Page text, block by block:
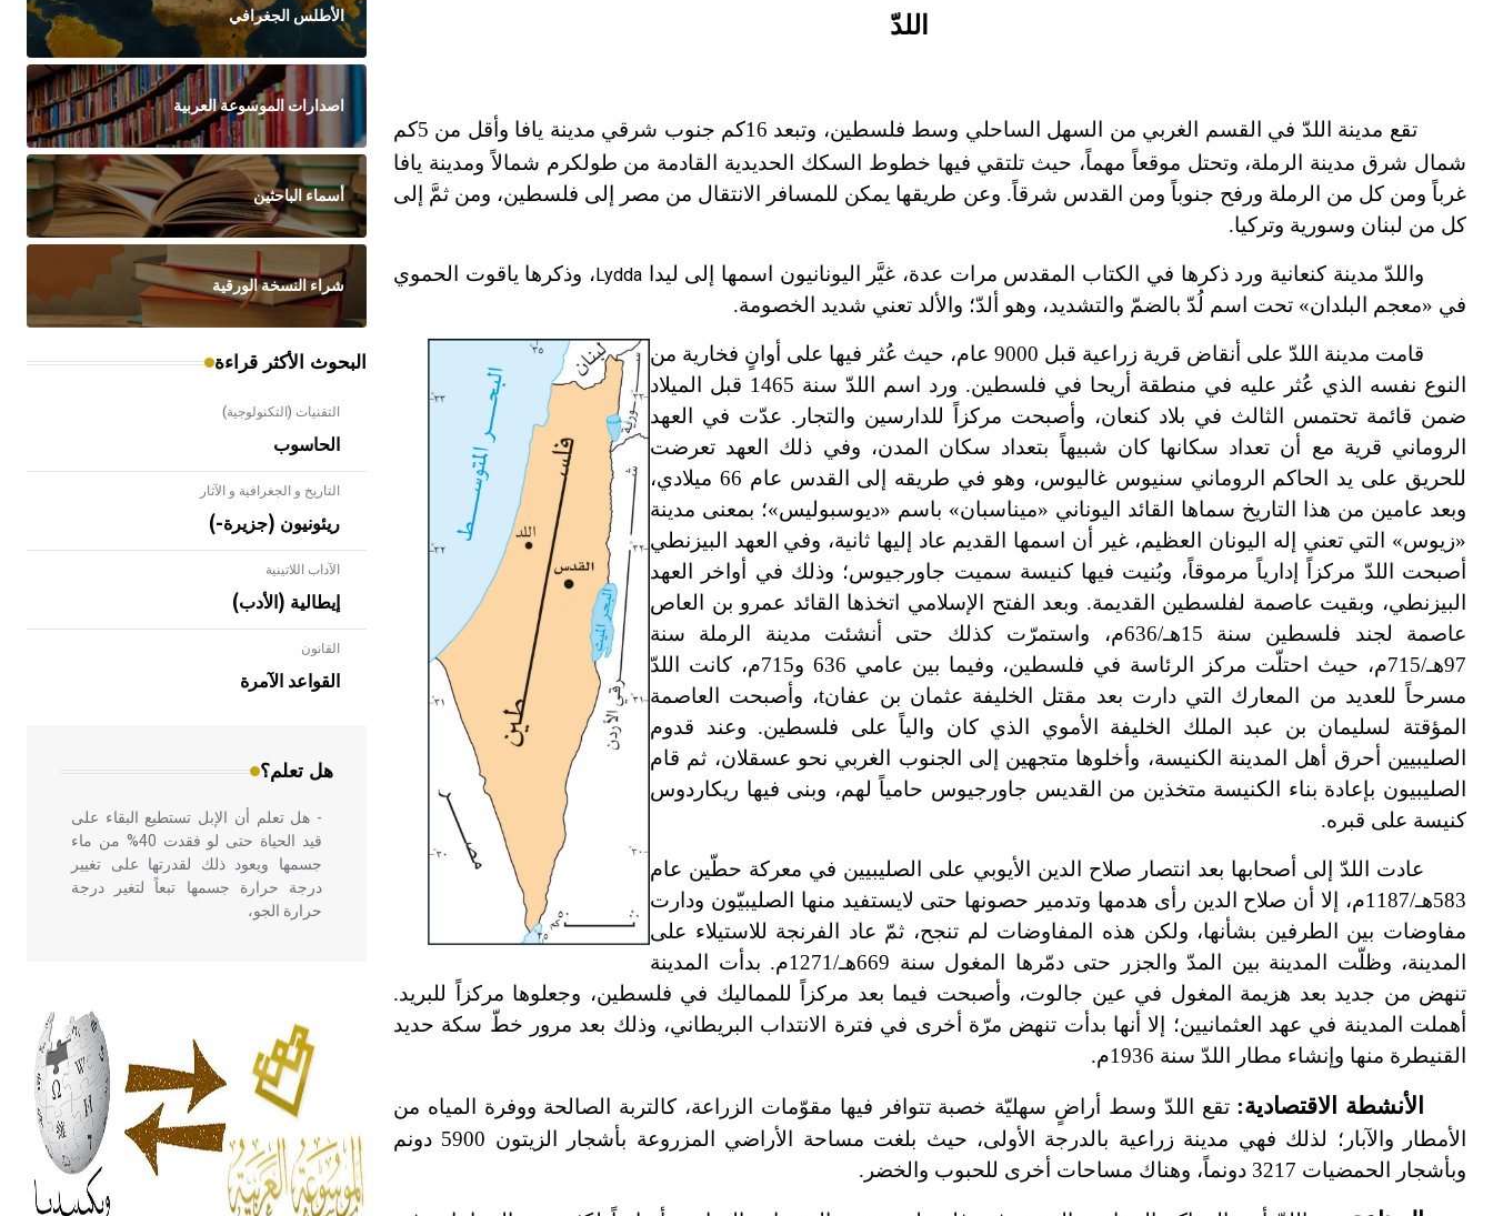
اللدّ
تقع مدينة اللدّ في القسم الغربي من السهل الساحلي وسط فلسطين، وتبعد 16كم جنوب شرقي مدينة يافا وأقل من 5كم
شمال شرق مدينة الرملة، وتحتل موقعاً مهماً، حيث تلتقي فيها خطوط السكك الحديدية القادمة من طولكرم شمالاً ومدينة يافا
غرباً ومن كل من الرملة ورفح جنوباً ومن القدس شرقاً. وعن طريقها يمكن للمسافر الانتقال من مصر إلى فلسطين، ومن ثمَّ إلى
كل من لبنان وسورية وتركيا.
واللدّ مدينة كنعانية ورد ذكرها في الكتاب المقدس مرات عدة، غيَّر اليونانيون اسمها إلى ليدا Lydda، وذكرها ياقوت الحموي
في «معجم البلدان» تحت اسم لُدّ بالضمّ والتشديد، وهو ألدّ؛ والألد تعني شديد الخصومة.
قامت مدينة اللدّ على أنقاض قرية زراعية قبل 9000 عام، حيث عُثر فيها على أوانٍ فخارية من
النوع نفسه الذي عُثر عليه في منطقة أريحا في فلسطين. ورد اسم اللدّ سنة 1465 قبل الميلاد
ضمن قائمة تحتمس الثالث في بلاد كنعان، وأصبحت مركزاً للدارسين والتجار. عدّت في العهد
الروماني قرية مع أن تعداد سكانها كان شبيهاً بتعداد سكان المدن، وفي ذلك العهد تعرضت
للحريق على يد الحاكم الروماني سنيوس غاليوس، وهو في طريقه إلى القدس عام 66 ميلادي،
وبعد عامين من هذا التاريخ سماها القائد اليوناني «ميناسبان» باسم «ديوسبوليس»؛ بمعنى مدينة
«زيوس» التي تعني إله اليونان العظيم، غير أن اسمها القديم عاد إليها ثانية، وفي العهد البيزنطي
أصبحت اللدّ مركزاً إدارياً مرموقاً، وبُنيت فيها كنيسة سميت جاورجيوس؛ وذلك في أواخر العهد
البيزنطي، وبقيت عاصمة لفلسطين القديمة. وبعد الفتح الإسلامي اتخذها القائد عمرو بن العاص
عاصمة لجند فلسطين سنة 15هـ/636م، واستمرّت كذلك حتى أنشئت مدينة الرملة سنة
97هـ/715م، حيث احتلّت مركز الرئاسة في فلسطين، وفيما بين عامي 636 و715م، كانت اللدّ
مسرحاً للعديد من المعارك التي دارت بعد مقتل الخليفة عثمان بن عفانt، وأصبحت العاصمة
المؤقتة لسليمان بن عبد الملك الخليفة الأموي الذي كان والياً على فلسطين. وعند قدوم
الصليبيين أحرق أهل المدينة الكنيسة، وأخلوها متجهين إلى الجنوب الغربي نحو عسقلان، ثم قام
الصليبيون بإعادة بناء الكنيسة متخذين من القديس جاورجيوس حامياً لهم، وبنى فيها ريكاردوس
كنيسة على قبره.
عادت اللدّ إلى أصحابها بعد انتصار صلاح الدين الأيوبي على الصليبيين في معركة حطّين عام
583هـ/1187م، إلا أن صلاح الدين رأى هدمها وتدمير حصونها حتى لايستفيد منها الصليبيّون ودارت
مفاوضات بين الطرفين بشأنها، ولكن هذه المفاوضات لم تنجح، ثمّ عاد الفرنجة للاستيلاء على
المدينة، وظلّت المدينة بين المدّ والجزر حتى دمّرها المغول سنة 669هـ/1271م. بدأت المدينة
تنهض من جديد بعد هزيمة المغول في عين جالوت، وأصبحت فيما بعد مركزاً للمماليك في فلسطين، وجعلوها مركزاً للبريد.
أهملت المدينة في عهد العثمانيين؛ إلا أنها بدأت تنهض مرّة أخرى في فترة الانتداب البريطاني، وذلك بعد مرور خطّ سكة حديد
القنيطرة منها وإنشاء مطار اللدّ سنة 1936م.
الأنشطة الاقتصادية:تقع اللدّ وسط أراضٍ سهليّة خصبة تتوافر فيها مقوّمات الزراعة، كالتربة الصالحة ووفرة المياه من
الأمطار والآبار؛ لذلك فهي مدينة زراعية بالدرجة الأولى، حيث بلغت مساحة الأراضي المزروعة بأشجار الزيتون 5900 دونم
وبأشجار الحمضيات 3217 دونماً، وهناك مساحات أخرى للحبوب والخضر.
الأطلس الجغرافي
اصدارات الموسوعة العربية
أسماء الباحثين
شراء النسخة الورقية
البحوث الأكثر قراءة
التقنيات (التكنولوجية)
الحاسوب
التاريخ و الجغرافية و الآثار
ريئونيون (جزيرة-)
الآداب اللاتينية
إيطالية (الأدب)
القانون
القواعد الآمرة
هل تعلم؟
- هل تعلم أن الأبلق نوع من الفنون
الهندسية التي ارتبطت بالعمارة الإسلامية
في بلاد الشام ومصر خاصة، حيث يحرص
- هل تعلم أن الإبل تستطيع البقاء على
قيد الحياة حتى لو فقدت 40% من ماء
جسمها ويعود ذلك لقدرتها على تغيير
درجة حرارة جسمها تبعاً لتغير درجة
حرارة الجو،
أربعة مؤلفات هي: الحكم، الأدلة، تنظيم
التغذية، ورسالته في جروح الرأس.
ويعود له الفضل بأنه حرر الطب من
الدين والفلسفة.
- هل تعلم أن المرجان إفراز حيواني
يتكون في البحر ويتركب من مادة
كربونات الكلسيوم، وهو أحمر أو شديد